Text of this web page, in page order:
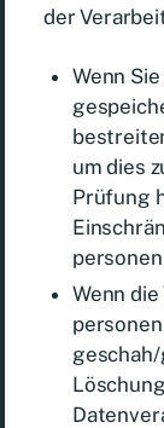
der
Wenn
um dies
Prüfung
Wenn